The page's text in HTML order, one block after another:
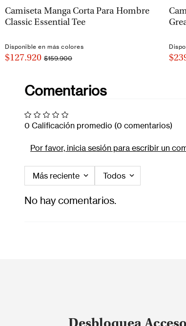
VISTA RÁPIDA
Camiseta Manga Corta Para Hombre
Classic Essential Tee
Disponible en más colores
$127.920 $159.900
Comentarios
0 Calificación promedio (0 comentarios)
Por favor, inicia sesión para escribir un
Más reciente Todos
No hay comentarios.